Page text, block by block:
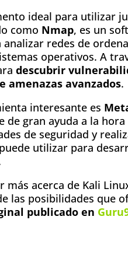
ideal para utilizar
como Nmap, es un
analizar redes de
operativos. A
descubrir
amenazas avanzados.
interesante es
de gran ayuda a la
de seguridad y
utilizar para
más acerca de Kali
las posibilidades que
publicado en